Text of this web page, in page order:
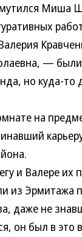
Миша
— были
но куда-то
на
и Валере их
из Эрмитажа
даже не
он был в это